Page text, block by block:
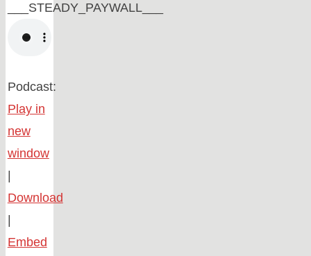
___STEADY_PAYWALL___
Podcast:
Play in
new
window
Download
Embed